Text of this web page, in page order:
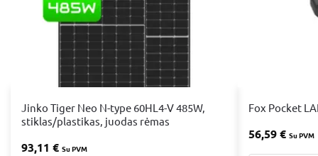
Jinko Tiger Neo N-type 60HL4-V 485W,
stiklas/plastikas, juodas rėmas
93,11 € Su PVM
Fox Pocket
56,59€ Su PVM